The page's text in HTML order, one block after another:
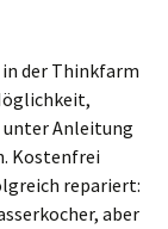
in der Thinkfarm
unter Anleitung
Kostenfrei
repariert:
aber